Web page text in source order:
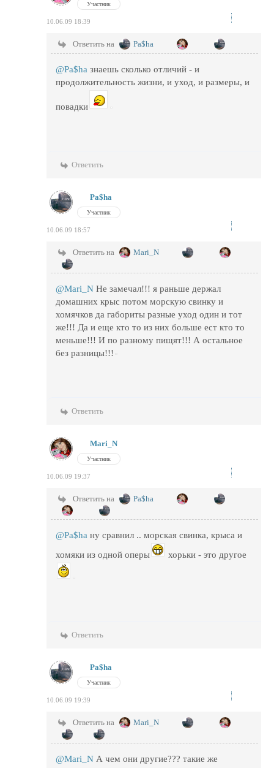
Участник
10.06.09 18:39
Ответить на Pa$ha
@Pa$ha знаешь сколько отличий - и
продолжительность жизни, и уход, и размеры, и
повадки
Ответить
Pa$ha
Участник
10.06.09 18:57
Ответить на Mari_N
@Mari_N Не замечал!!! я раньше держал
домашних крыс потом морскую свинку и
хомячков да габориты разные уход один и тот
же!!! Да и еще кто то из них больше ест кто то
меньше!!! И по разному пищят!!! А остальное
без разницы!!!
Ответить
Mari_N
Участник
10.06.09 19:37
Ответить на Pa$ha
@Pa$ha ну сравнил .. морская свинка, крыса и
хомяки из одной оперы
хорьки - это другое
Ответить
Pa$ha
Участник
10.06.09 19:39
Ответить на Mari_N
@Mari_N А чем они другие??? такие же